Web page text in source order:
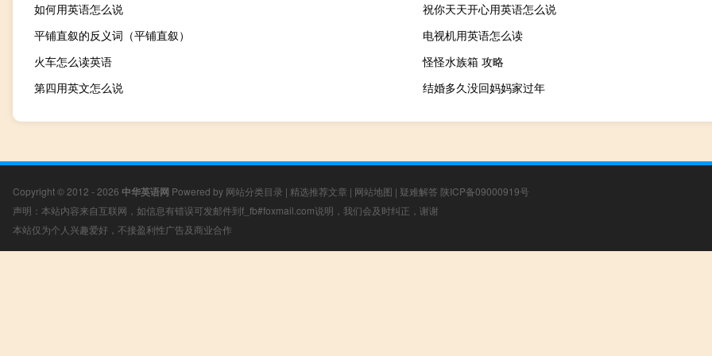
如何用英语怎么说
祝你天天开心用英语怎么说
平铺直叙的反义词（平铺直叙）
电视机用英语怎么读
火车怎么读英语
怪怪水族箱 攻略
第四用英文怎么说
结婚多久没回妈妈家过年
Copyright © 2012 - 2026 中华英语网 Powered by 网站分类目录 | 精选推荐文章 | 网站地图 | 疑难解答 陕ICP备09000919号
声明：本站内容来自互联网，如信息有错误可发邮件到f_fb#foxmail.com说明，我们会及时纠正，谢谢
本站仅为个人兴趣爱好，不接盈利性广告及商业合作